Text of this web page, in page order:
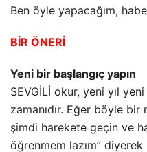
Ben öyle yapacağım,
BİR ÖNERİ
Yeni bir başlangıç yapın
SEVGİLİ okur, yeni yıl
zamanıdır. Eğer böyle
şimdi harekete geçin ve
öğrenmem lazım”